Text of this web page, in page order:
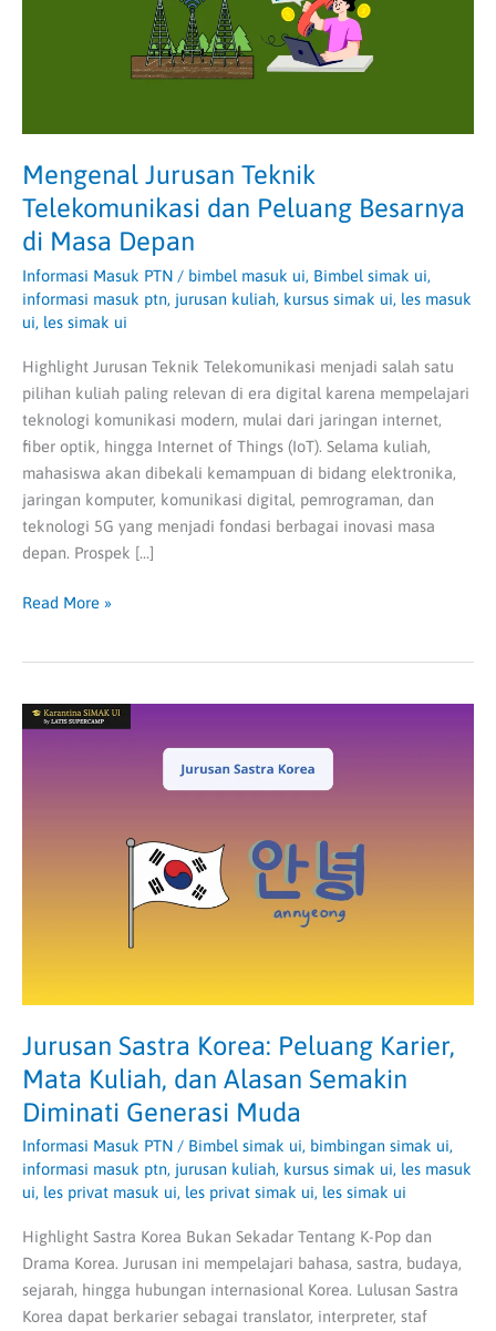
Mengenal Jurusan Teknik
Telekomunikasi dan Peluang Besarnya
di Masa Depan
Informasi Masuk PTN / bimbel masuk ui, Bimbel simak ui,
informasi masuk ptn, jurusan kuliah, kursus simak ui, les masuk
ui, les simak ui
Highlight Jurusan Teknik Telekomunikasi menjadi salah satu
pilihan kuliah paling relevan di era digital karena mempelajari
teknologi komunikasi modern, mulai dari jaringan internet,
fiber optik, hingga Internet of Things (IoT). Selama kuliah,
mahasiswa akan dibekali kemampuan di bidang elektronika,
jaringan komputer, komunikasi digital, pemrograman, dan
teknologi 5G yang menjadi fondasi berbagai inovasi masa
depan. Prospek […]
Read More »
Jurusan Sastra Korea: Peluang Karier,
Mata Kuliah, dan Alasan Semakin
Diminati Generasi Muda
Informasi Masuk PTN / Bimbel simak ui, bimbingan simak ui,
informasi masuk ptn, jurusan kuliah, kursus simak ui, les masuk
ui, les privat masuk ui, les privat simak ui, les simak ui
Highlight Sastra Korea Bukan Sekadar Tentang K-Pop dan
Drama Korea. Jurusan ini mempelajari bahasa, sastra, budaya,
sejarah, hingga hubungan internasional Korea. Lulusan Sastra
Korea dapat berkarier sebagai translator, interpreter, staf
Jurusan
Generasi
Muda